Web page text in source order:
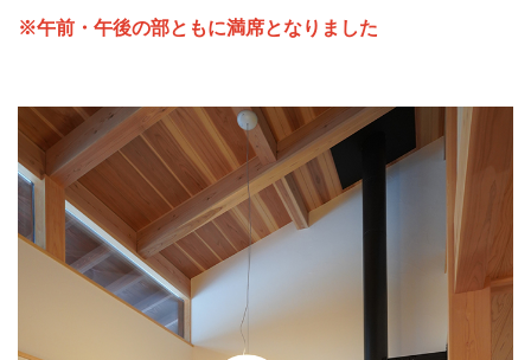
※午前・午後の部ともに満席となりました